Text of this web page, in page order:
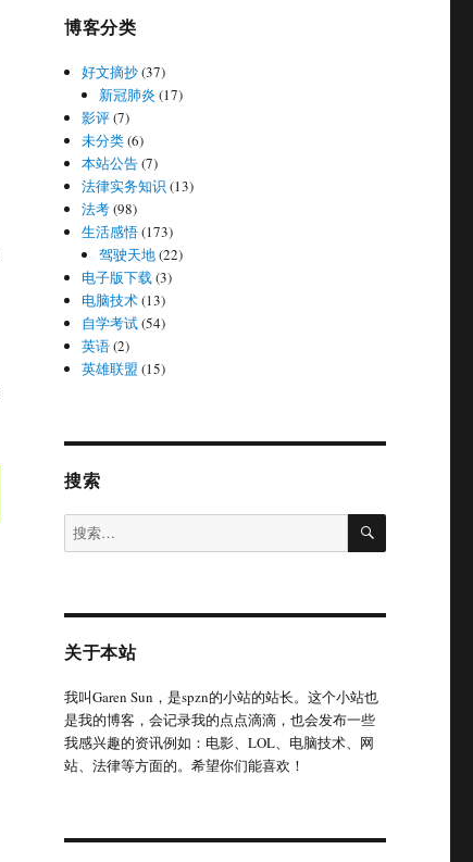
博客分类
好文摘抄(37)
新冠肺炎 (17)
影评(7)
未分类(6)
本站公告(7)
法律实务知识 (13)
法考(98)
生活感悟(173)
驾驶天地(22)
电子版下载(3)
电脑技术(13)
自学考试(54)
英语(2)
英雄联盟 (15)
搜索
搜
索：
搜
关于本站
我叫Garen Sun，是spzn的小站的站长。这个小站也
是我的博客，会记录我的点点滴滴，也会发布一些
我感兴趣的资讯例如：电影、LOL、电脑技术、网
站、法律等方面的。希望你们能喜欢！